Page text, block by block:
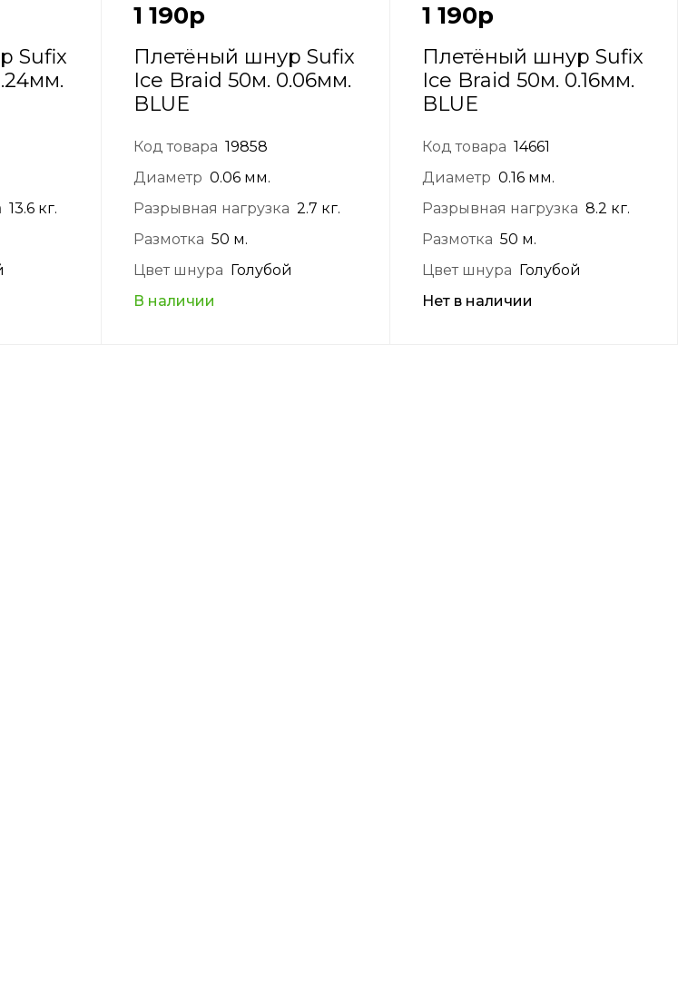
Sufix
13.6 кг.
1 190р
Плетёный шнур Sufix
Ice Braid 50м. 0.06мм.
BLUE
Код товара 19858
Диаметр 0.06 мм.
Разрывная нагрузка 2.7 кг.
Размотка 50 м.
Цвет шнура Голубой
В наличии
1 190р
Плетёный шнур Sufix
Ice Braid 50м. 0.16мм.
BLUE
Код товара 14661
Диаметр 0.16 мм.
Разрывная нагрузка 8.2 кг.
Размотка 50 м.
Цвет шнура Голубой
Нет в наличии